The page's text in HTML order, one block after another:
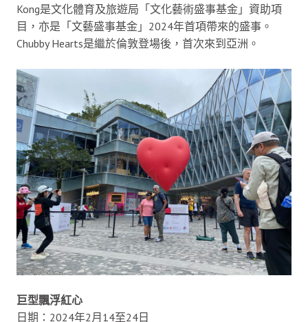
Kong是文化體育及旅遊局「文化藝術盛事基金」資助項
目，亦是「文藝盛事基金」2024年首項帶來的盛事。
Chubby Hearts是繼於倫敦登場後，首次來到亞洲。
巨型飄浮紅心
日期：2024年2月14至24日